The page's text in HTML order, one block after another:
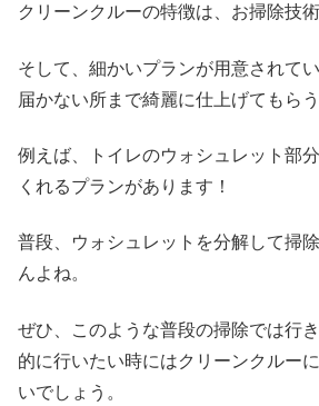
クリーンクルーの特徴は、お掃除技術
そして、細かいプランが用意されて
届かない所まで綺麗に仕上げてもら
例えば、トイレのウォシュレット部
くれるプランがあります！
普段、ウォシュレットを分解して掃
んよね。
ぜひ、このような普段の掃除では行
的に行いたい時にはクリーンクルー
いでしょう。